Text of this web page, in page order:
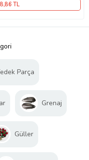
,86 TL
Parça
Grenaj
Güller